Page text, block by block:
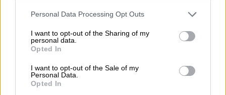
Please note that this website/app uses one or more Google
not limited to your visit or usage behaviour. You may click to
grant or deny consent to Google and its third-party tags to
use your data for below specified purposes in below Google
consent section.
Personal Data Processing Opt Outs
I want to opt-out of the Sharing of my
personal data.
Opted In
I want to opt-out of the Sale of my
Personal Data.
Opted In
κρατήθηκε από την παλαιότερη ιδέα ήταν ο
τίτλος και τα δύο επαγγέλματα των
πρωταγωνιστών: του πολιτικού και του
ζωγράφου. Τίποτε άλλο.
Πώς επιλέχθηκε ο συγκεκριμένος τίτλος και
τι συμβολίζει;